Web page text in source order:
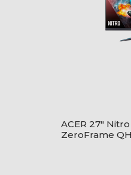
ACER 27"
ZeroFrame